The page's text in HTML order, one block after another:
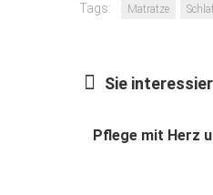
Tags: Matratze
Sie
Pflege mit Herz